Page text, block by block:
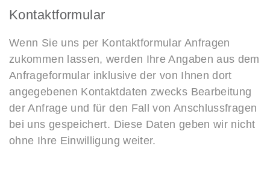
Kontaktformular
Wenn Sie uns per Kontaktformular Anfragen
zukommen lassen, werden Ihre Angaben aus dem
Anfrageformular inklusive der von Ihnen dort
angegebenen Kontaktdaten zwecks Bearbeitung
der Anfrage und für den Fall von Anschlussfragen
bei uns gespeichert. Diese Daten geben wir nicht
ohne Ihre Einwilligung weiter.